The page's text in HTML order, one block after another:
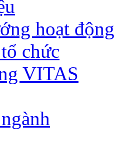
hoạt động
chức
VITAS